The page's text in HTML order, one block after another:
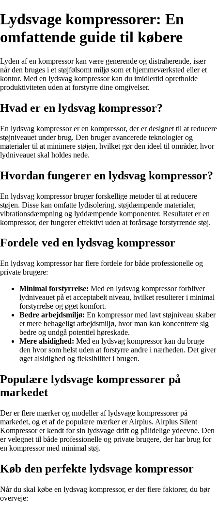
Lydsvage kompressorer: En
omfattende guide til købere
Lyden af en kompressor kan være generende og distraherende, især
når den bruges i et støjfølsomt miljø som et hjemmeværksted eller et
kontor. Med en lydsvag kompressor kan du imidlertid opretholde
produktiviteten uden at forstyrre dine omgivelser.
Hvad er en lydsvag kompressor?
En lydsvag kompressor er en kompressor, der er designet til at reducere
støjniveauet under brug. Den bruger avancerede teknologier og
materialer til at minimere støjen, hvilket gør den ideel til områder, hvor
lydniveauet skal holdes nede.
Hvordan fungerer en lydsvag kompressor?
En lydsvag kompressor bruger forskellige metoder til at reducere
støjen. Disse kan omfatte lydisolering, støjdæmpende materialer,
vibrationsdæmpning og lyddæmpende komponenter. Resultatet er en
kompressor, der fungerer effektivt uden at forårsage forstyrrende støj.
Fordele ved en lydsvag kompressor
En lydsvag kompressor har flere fordele for både professionelle og
private brugere:
Minimal forstyrrelse: Med en lydsvag kompressor forbliver
lydniveauet på et acceptabelt niveau, hvilket resulterer i minimal
forstyrrelse og øget komfort.
Bedre arbejdsmiljø: En kompressor med lavt støjniveau skaber
et mere behageligt arbejdsmiljø, hvor man kan koncentrere sig
bedre og undgå potentiel høreskade.
Mere alsidighed: Med en lydsvag kompressor kan du bruge
den hvor som helst uden at forstyrre andre i nærheden. Det giver
øget alsidighed og fleksibilitet i brugen.
Populære lydsvage kompressorer på
markedet
Der er flere mærker og modeller af lydsvage kompressorer på
markedet, og et af de populære mærker er Airplus. Airplus Silent
Kompressor er kendt for sin lydsvage drift og pålidelige ydeevne. Den
er velegnet til både professionelle og private brugere, der har brug for
en kompressor med minimal støj.
Køb den perfekte lydsvage kompressor
Når du skal købe en lydsvag kompressor, er der flere faktorer, du bør
overveje: